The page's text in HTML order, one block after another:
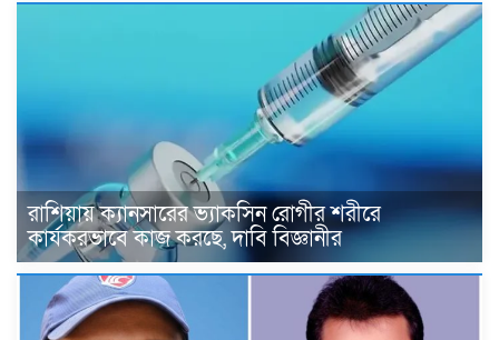
রাশিয়ায় ক্যানসারের ভ্যাকসিন রোগীর শরীরে
কার্যকরভাবে কাজ করছে, দাবি বিজ্ঞানীর